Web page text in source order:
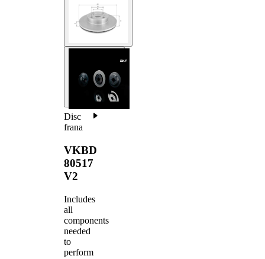
Disc
frana
VKBD
80517
V2
Includes
all
components
needed
to
perform